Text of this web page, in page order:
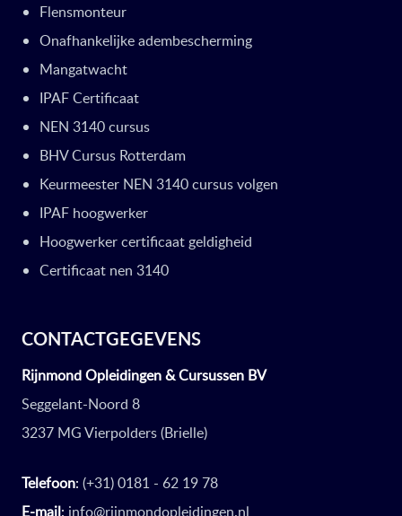
Flensmonteur
Onafhankelijke adembescherming
Mangatwacht
IPAF Certificaat
NEN 3140 cursus
BHV Cursus Rotterdam
Keurmeester NEN 3140 cursus volgen
IPAF hoogwerker
Hoogwerker certificaat geldigheid
Certificaat nen 3140
CONTACTGEGEVENS
Rijnmond Opleidingen & Cursussen BV
Seggelant-Noord 8
3237 MG Vierpolders (Brielle)
Telefoon: (+31) 0181 - 62 19 78
E-mail: info@rijnmondopleidingen.nl